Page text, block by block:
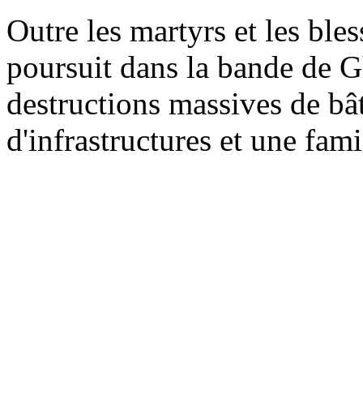
Outre les martyrs et les
poursuit dans la bande de
destructions massives de
d'infrastructures et une